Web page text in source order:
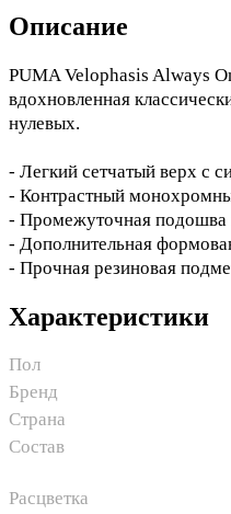
Описание
PUMA Velophasis Always
вдохновленная
нулевых.
- Легкий сетчатый верх с
- Контрастный
- Промежуточная подошва
- Дополнительная
- Прочная резиновая
Характеристики
Пол
Бренд
Страна
Состав
Расцветка